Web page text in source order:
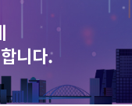
니다.